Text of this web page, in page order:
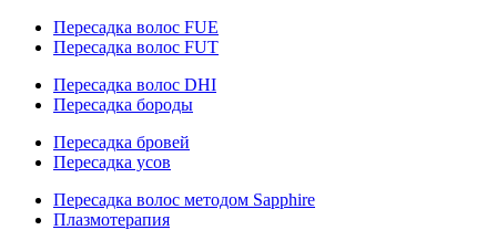
Пересадка волос FUE
Пересадка волос FUT
Пересадка волос DHI
Пересадка бороды
Пересадка бровей
Пересадка усов
Пересадка волос методом Sapphire
Плазмотерапия